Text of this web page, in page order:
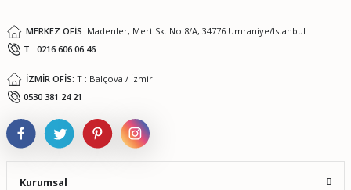
MERKEZ OFİS: Madenler, Mert Sk. No:8/A, 34776 Ümraniye/İstanbul
T : 0216 606 06 46
İZMİR OFİS: T : Balçova / İzmir
0530 381 24 21
Kurumsal